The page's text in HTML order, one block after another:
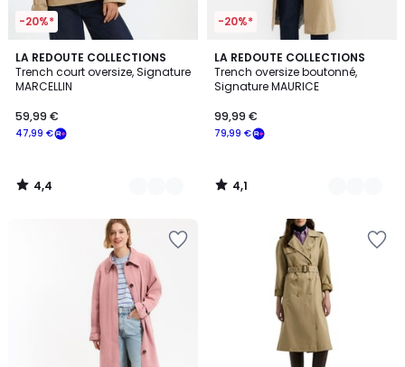
-20%*
LA REDOUTE COLLECTIONS
Trench court oversize, Signature
MARCELLIN
47,99 €
59,99 €
4,4
/ 5
2
Couleurs
4,4
/
-20%*
LA REDOUTE COLLECTIONS
Trench oversize boutonné,
Signature MAURICE
79,99 €
99,99 €
4,1
/ 5
3
Couleurs
4,1
/